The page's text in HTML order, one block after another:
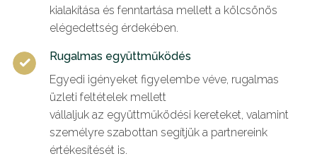
kialakítása és fenntartása mellett a kölcsönös
elégedettség érdekében.
Rugalmas együttműködés
Egyedi igényeket figyelembe véve, rugalmas
üzleti feltételek mellett
vállaljuk az együttműködési kereteket, valamint
személyre szabottan segítjük a partnereink
értékesítését is.